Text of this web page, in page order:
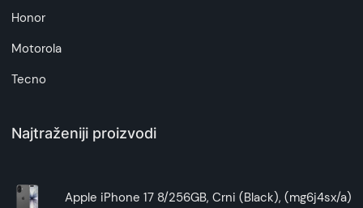
Honor
Motorola
Tecno
Najtraženiji proizvodi
Apple iPhone 17 8/256GB, Crni (Black), (mg6j4sx/a)